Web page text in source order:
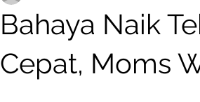
Bahaya Naik
Cepat, Moms